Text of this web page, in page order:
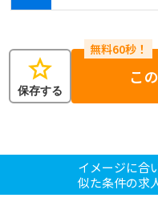
star
保存する
こ
イメージに合
似た条件の求